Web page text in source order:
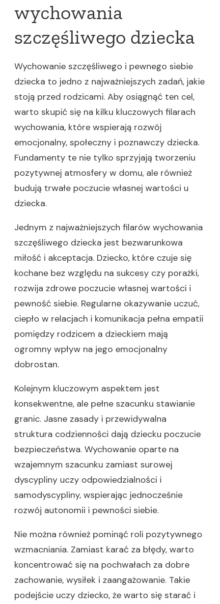
wychowania
szczęśliwego dziecka
Wychowanie szczęśliwego i pewnego siebie
dziecka to jedno z najważniejszych zadań, jakie
stoją przed rodzicami. Aby osiągnąć ten cel,
warto skupić się na kilku kluczowych filarach
wychowania, które wspierają rozwój
emocjonalny, społeczny i poznawczy dziecka.
Fundamenty te nie tylko sprzyjają tworzeniu
pozytywnej atmosfery w domu, ale również
budują trwałe poczucie własnej wartości u
dziecka.
Jednym z najważniejszych filarów wychowania
szczęśliwego dziecka jest bezwarunkowa
miłość i akceptacja. Dziecko, które czuje się
kochane bez względu na sukcesy czy porażki,
rozwija zdrowe poczucie własnej wartości i
pewność siebie. Regularne okazywanie uczuć,
ciepło w relacjach i komunikacja pełna empatii
pomiędzy rodzicem a dzieckiem mają
ogromny wpływ na jego emocjonalny
dobrostan.
Kolejnym kluczowym aspektem jest
konsekwentne, ale pełne szacunku stawianie
granic. Jasne zasady i przewidywalna
struktura codzienności dają dziecku poczucie
bezpieczeństwa. Wychowanie oparte na
wzajemnym szacunku zamiast surowej
dyscypliny uczy odpowiedzialności i
samodyscypliny, wspierając jednocześnie
rozwój autonomii i pewności siebie.
Nie można również pominąć roli pozytywnego
wzmacniania. Zamiast karać za błędy, warto
koncentrować się na pochwałach za dobre
zachowanie, wysiłek i zaangażowanie. Takie
podejście uczy dziecko, że warto się starać i